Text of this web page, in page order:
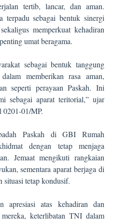
tertib, lancar, dan aman.
terpadu sebagai bentuk sinergi
memperkuat kehadiran
umat beragama.
sebagai bentuk tanggung
memberikan rasa aman,
seperti perayaan Paskah. Ini
sebagai aparat teritorial,” ujar
0201-01/MP.
Paskah di GBI Rumah
dengan tetap menjaga
Jemaat mengikuti rangkaian
sementara aparat berjaga di
situasi tetap kondusif.
apresiasi atas kehadiran dan
keterlibatan TNI dalam